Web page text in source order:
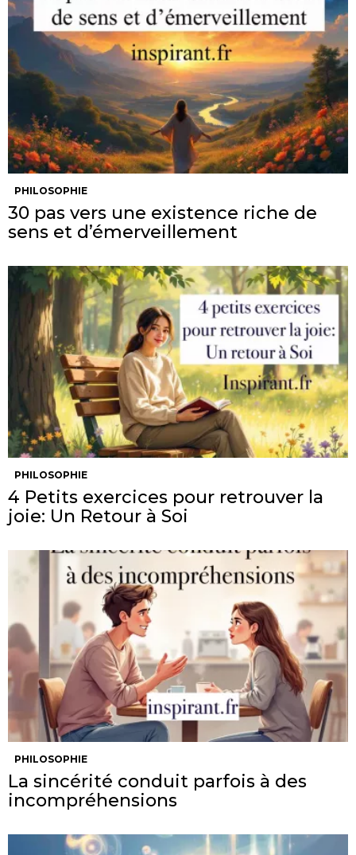
PHILOSOPHIE
30 pas vers une existence riche de
sens et d’émerveillement
PHILOSOPHIE
4 Petits exercices pour retrouver la
joie: Un Retour à Soi
PHILOSOPHIE
La sincérité conduit parfois à des
incompréhensions